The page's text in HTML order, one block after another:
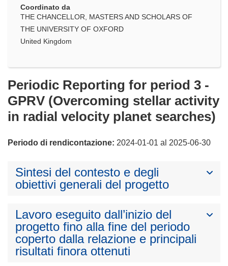
Coordinato da
THE CHANCELLOR, MASTERS AND SCHOLARS OF
THE UNIVERSITY OF OXFORD
United Kingdom
Periodic Reporting for period 3 -
GPRV (Overcoming stellar activity
in radial velocity planet searches)
Periodo di rendicontazione: 2024-01-01 al 2025-06-30
Sintesi del contesto e degli
obiettivi generali del progetto
Lavoro eseguito dall’inizio del
progetto fino alla fine del periodo
coperto dalla relazione e principali
risultati finora ottenuti